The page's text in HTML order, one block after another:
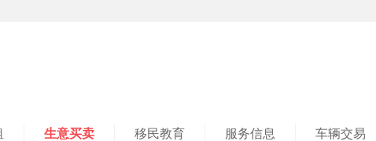
生意买卖 移民教育 服务信息 车辆交易